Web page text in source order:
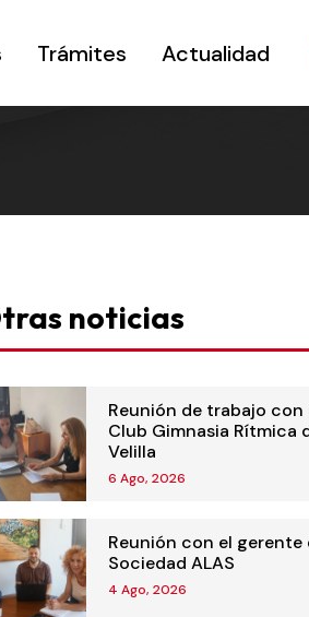
Trámites Actualidad
noticias
Reunión de trabajo con
Club Gimnasia Rítmica
Velilla
6 Ago, 2026
Reunión con el gerente
Sociedad ALAS
4 Ago, 2026